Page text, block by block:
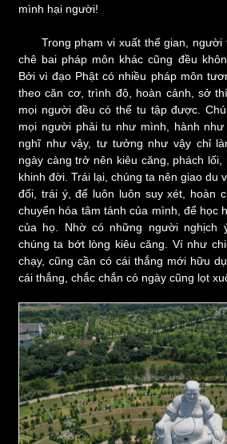
mình hại người!
Trong phạm vi xuất thế gian, người
chê bai pháp môn khác cũng đều
Bởi vì đạo Phật có nhiều pháp môn
theo căn cơ, trình độ, hoàn cảnh, sở
mọi người đều có thể tu tập được.
mọi người phải tu như mình, hành
nghĩ như vậy, tư tưởng như vậy chỉ
ngày càng trở nên kiêu căng, phách lối,
khinh đời. Trái lại, chúng ta nên giao du
đối, trái ý, để luôn luôn suy xét, hoàn
chuyển hóa tâm tánh của mình, để học
của họ. Nhờ có những người nghịch
chúng ta bớt lòng kiêu căng. Ví như
chạy, cũng cần có cái thắng mới hữu
cái thắng, chắc chắn có ngày cũng lọt